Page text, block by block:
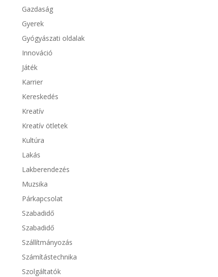
Gazdaság
Gyerek
Gyógyászati oldalak
Innováció
Játék
Karrier
Kereskedés
Kreatív
Kreatív ötletek
Kultúra
Lakás
Lakberendezés
Muzsika
Párkapcsolat
Szabadidő
Szabadidő
Szállítmányozás
Számítástechnika
Szolgáltatók